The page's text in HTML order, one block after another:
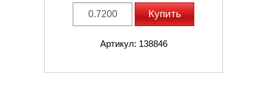
Купить
Артикул: 138846